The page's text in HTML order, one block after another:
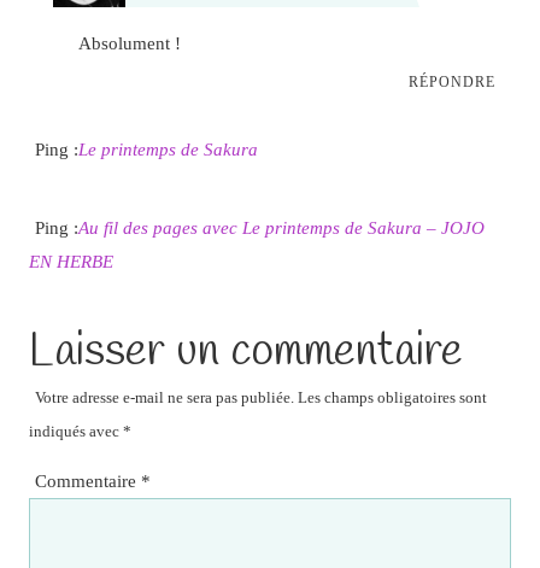
Absolument !
RÉPONDRE
Ping :Le printemps de Sakura
Ping :Au fil des pages avec Le printemps de Sakura – JOJO
EN HERBE
Laisser un commentaire
Votre adresse e-mail ne sera pas publiée. Les champs obligatoires sont
indiqués avec *
Commentaire *